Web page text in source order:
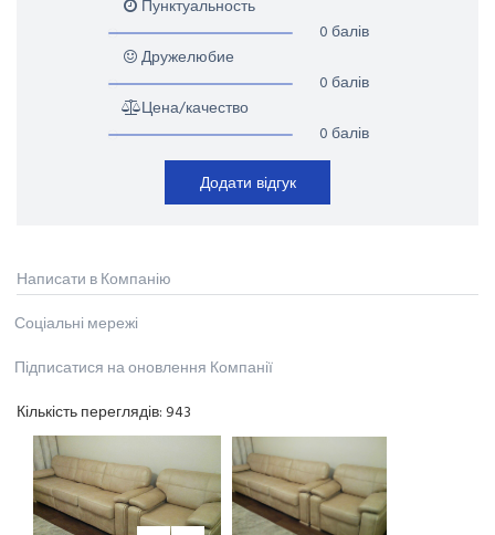
Пунктуальность
0 балів
Дружелюбие
0 балів
Цена/качество
0 балів
Додати відгук
Написати в Компанію
Соціальні мережі
Підписатися на оновлення Компанії
Кількість переглядів: 943